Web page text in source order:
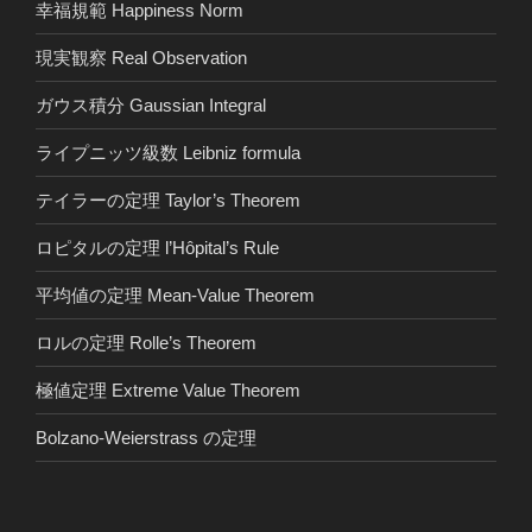
幸福規範 Happiness Norm
現実観察 Real Observation
ガウス積分 Gaussian Integral
ライプニッツ級数 Leibniz formula
テイラーの定理 Taylor’s Theorem
ロピタルの定理 l’Hôpital’s Rule
平均値の定理 Mean-Value Theorem
ロルの定理 Rolle’s Theorem
極値定理 Extreme Value Theorem
Bolzano-Weierstrass の定理